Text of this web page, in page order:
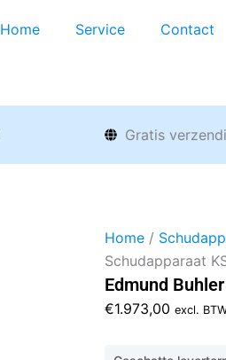
Home Service Contact
Gratis
Home /
Schudapparaat
Edmund
€1.973,00 excl.